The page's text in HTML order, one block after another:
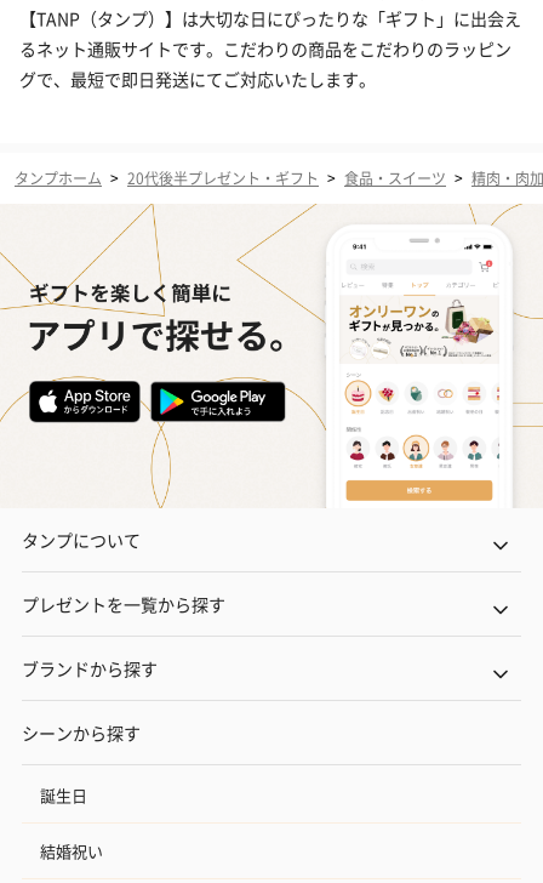
【TANP（タンプ）】は大切な日にぴったりな「ギフト」に出会え
るネット通販サイトです。こだわりの商品をこだわりのラッピン
グで、最短で即日発送にてご対応いたします。
タンプホーム > 20代後半プレゼント・ギフト > 食品・スイーツ > 精肉・肉
タンプについて
プレゼントを一覧から探す
ブランドから探す
シーンから探す
誕生日
結婚祝い